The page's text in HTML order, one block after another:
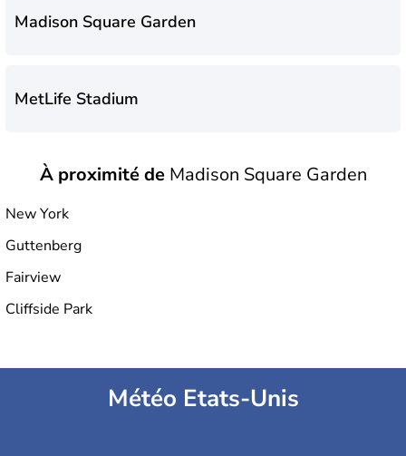
Madison Square Garden
MetLife Stadium
Yankee Stadium
À proximité deMadison Square Garden
New York
Guttenberg
Fairview
Cliffside Park
Météo Etats-Unis